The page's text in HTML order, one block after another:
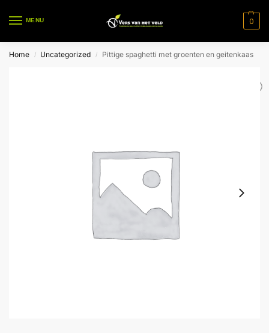
MENU 0
Home / Uncategorized / Pittige spaghetti met groenten en geitenkaas